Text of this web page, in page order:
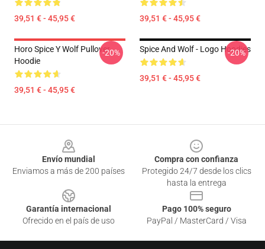
39,51 € - 45,95 € 39,51 € - 45,95 €
Horo Spice Y Wolf Pullover
Hoodie
39,51 € - 45,95 €
-20% Spice And Wolf - Logo Hoodies
39,51 € - 45,95 €
-20%
Envío mundial
Enviamos a más de 200 países
Compra con confianza
Protegido 24/7 desde los clics
hasta la entrega
Garantía internacional
Ofrecido en el país de uso
Pago 100% seguro
PayPal / MasterCard / Visa